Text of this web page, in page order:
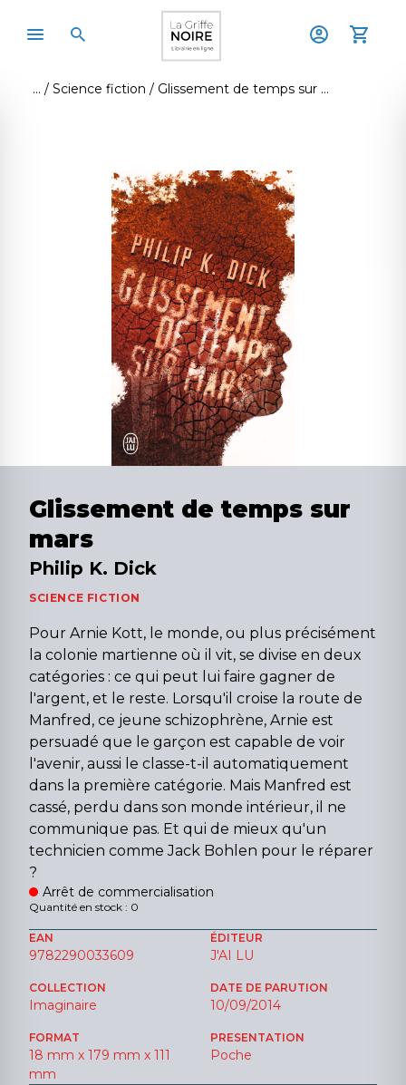
Science fiction Glissement de temps sur mars
Glissement de temps sur
mars
Philip K. Dick
SCIENCE FICTION
Pour Arnie Kott, le monde, ou plus précisément
la colonie martienne où il vit, se divise en deux
catégories : ce qui peut lui faire gagner de
l'argent, et le reste. Lorsqu'il croise la route de
Manfred, ce jeune schizophrène, Arnie est
persuadé que le garçon est capable de voir
l'avenir, aussi le classe-t-il automatiquement
dans la première catégorie. Mais Manfred est
cassé, perdu dans son monde intérieur, il ne
communique pas. Et qui de mieux qu'un
technicien comme Jack Bohlen pour le réparer
?
Arrêt de commercialisation
Quantité en stock : 0
EAN
9782290033609
ÉDITEUR
J'AI LU
COLLECTION
Imaginaire
DATE DE PARUTION
10/09/2014
FORMAT
18 mm x 179 mm x 111
mm
PRESENTATION
Poche